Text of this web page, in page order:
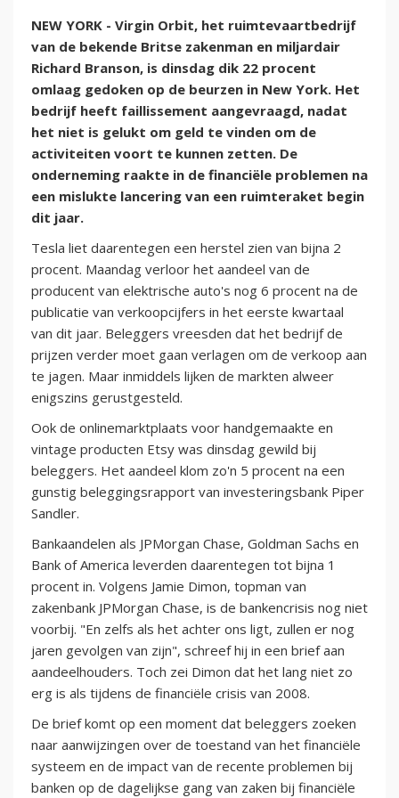
NEW YORK - Virgin Orbit, het ruimtevaartbedrijf
van de bekende Britse zakenman en miljardair
Richard Branson, is dinsdag dik 22 procent
omlaag gedoken op de beurzen in New York. Het
bedrijf heeft faillissement aangevraagd, nadat
het niet is gelukt om geld te vinden om de
activiteiten voort te kunnen zetten. De
onderneming raakte in de financiële problemen na
een mislukte lancering van een ruimteraket begin
dit jaar.
Tesla liet daarentegen een herstel zien van bijna 2
procent. Maandag verloor het aandeel van de
producent van elektrische auto's nog 6 procent na de
publicatie van verkoopcijfers in het eerste kwartaal
van dit jaar. Beleggers vreesden dat het bedrijf de
prijzen verder moet gaan verlagen om de verkoop aan
te jagen. Maar inmiddels lijken de markten alweer
enigszins gerustgesteld.
Ook de onlinemarktplaats voor handgemaakte en
vintage producten Etsy was dinsdag gewild bij
beleggers. Het aandeel klom zo'n 5 procent na een
gunstig beleggingsrapport van investeringsbank Piper
Sandler.
Bankaandelen als JPMorgan Chase, Goldman Sachs en
Bank of America leverden daarentegen tot bijna 1
procent in. Volgens Jamie Dimon, topman van
zakenbank JPMorgan Chase, is de bankencrisis nog niet
voorbij. "En zelfs als het achter ons ligt, zullen er nog
jaren gevolgen van zijn", schreef hij in een brief aan
aandeelhouders. Toch zei Dimon dat het lang niet zo
erg is als tijdens de financiële crisis van 2008.
De brief komt op een moment dat beleggers zoeken
naar aanwijzingen over de toestand van het financiële
systeem en de impact van de recente problemen bij
banken op de dagelijkse gang van zaken bij financiële